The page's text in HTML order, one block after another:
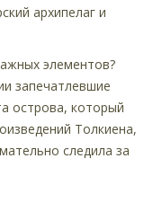
архипелаг и
элементов?
запечатлевшие
острова, который
Толкиена,
следила за